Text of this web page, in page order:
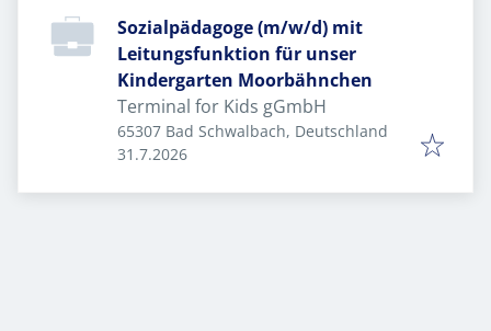
Sozialpädagoge (m/w/d) mit
Leitungsfunktion für unser
Kindergarten Moorbähnchen
Terminal for Kids gGmbH
65307 Bad Schwalbach, Deutschland
Veröffentlicht
31.7.2026